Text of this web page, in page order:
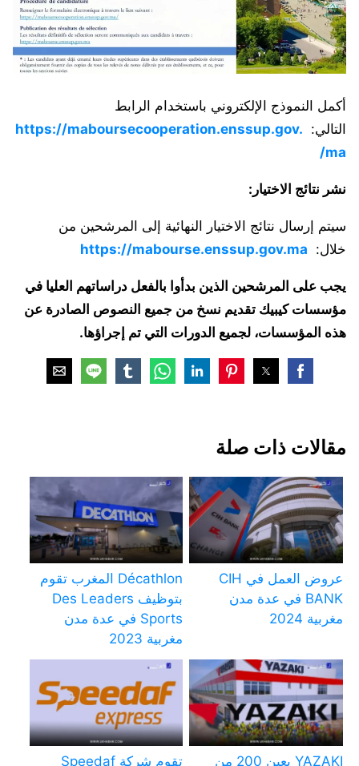
أكمل النموذج الإلكتروني باستخدام الرابط
التالي: https://maboursecooperation.enssup.gov.
ma/
نشر نتائج الاختيار:
سيتم إرسال نتائج الاختيار النهائية إلى المرشحين من
خلال: https://mabourse.enssup.gov.ma
يجب على المرشحين الذين بدأوا بالفعل دراساتهم العليا في
مؤسسات كيبيك تقديم نسخ من جميع النصوص الصادرة عن
هذه المؤسسات، لجميع الدورات التي تم إجراؤها.
مقالات ذات صلة
عروض العمل في CIH
BANK في عدة مدن
مغربية 2024
Décathlon المغرب تقوم
بتوظيف Des Leaders
Sports في عدة مدن
مغربية 2023
YAZAKI يعين 200 من تقوم شركة Speedaf